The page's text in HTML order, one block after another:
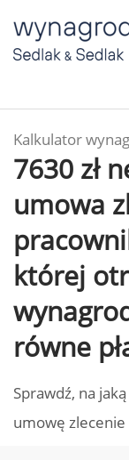
Kalkulator
7630 zł
umowa
której
równe
Sprawdź, na
umowę zlecenie